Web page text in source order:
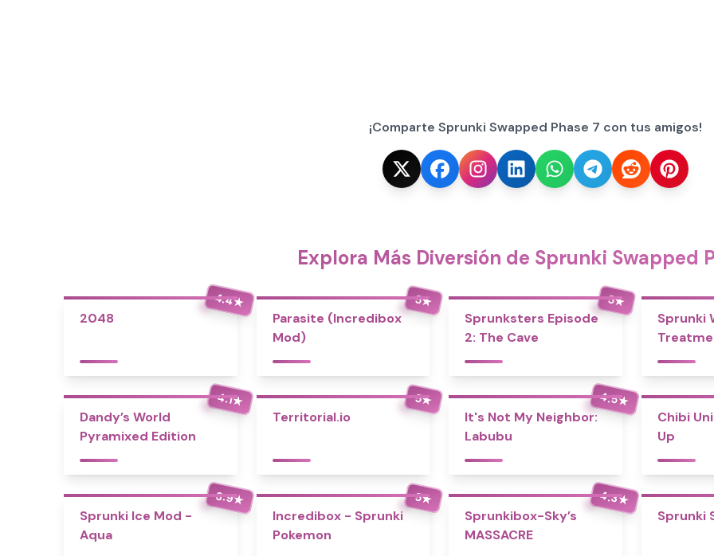
¡Comparte Sprunki Swapped Phase 7 con tus amigos!
Explora Más Diversión de Sprunki Swapped
4.4★
2048
5★
Parasite (Incredibox
Mod)
5★
Sprunksters Episode
2: The Cave
Sprunki
4.1★
Dandy’s World
Pyramixed Edition
5★
Territorial.io
4.5★
It's Not My Neighbor:
Labubu
Chibi
Up
3.9★
Sprunki Ice Mod -
Aqua
5★
Incredibox - Sprunki
Pokemon
4.3★
Sprunkibox-Sky’s
MASSACRE
Sprunki